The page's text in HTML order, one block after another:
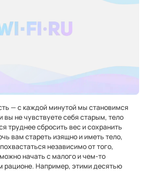
— с каждой минутой мы становимся
вы не чувствуете себя старым, тело
труднее сбросить вес и сохранить
вам стареть изящно и иметь тело,
независимо от того,
начать с малого и чем-то
рационе. Например, этими десятью